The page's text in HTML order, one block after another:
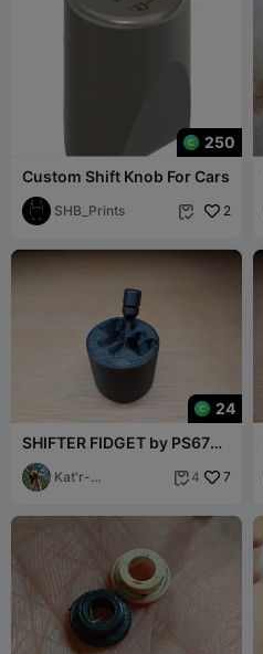
250
Custom Shift Knob For Cars
SHB_Prints  2
24
SHIFTER FIDGET by PS67
[v2]
Kat'r-
 4 7